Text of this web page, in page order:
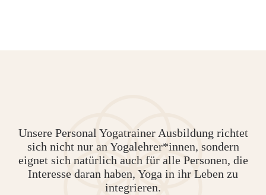
Unsere Personal Yogatrainer Ausbildung richtet
sich nicht nur an Yogalehrer*innen, sondern
eignet sich natürlich auch für alle Personen, die
Interesse daran haben, Yoga in ihr Leben zu
integrieren.